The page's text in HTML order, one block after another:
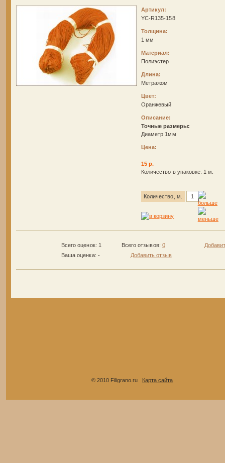
Артикул:
YC-R135-158
Толщина:
1 мм
Материал:
Полиэстер
Длина:
Метражом
Цвет:
Оранжевый
Описание:
Точные размеры:
Диаметр 1мм
Цена:
15 р.
Количество в упаковке: 1 м.
Количество, м.
Всего оценок: 1
Ваша оценка: -
Всего отзывов: 0
Добавить отзыв
© 2010 Filigrano.ru Карта сайта